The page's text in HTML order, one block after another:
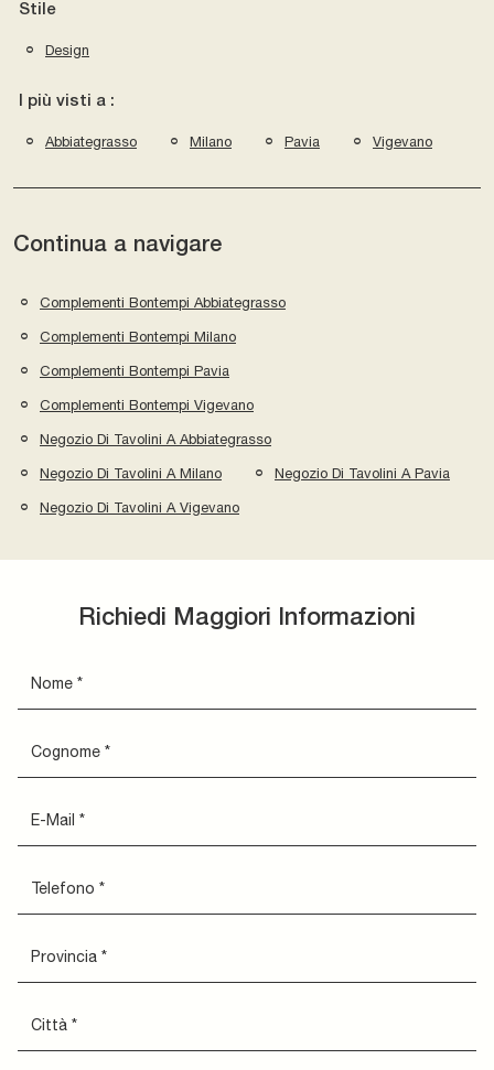
Stile
Design
I più visti a :
Abbiategrasso Milano Pavia Vigevano
Continua a navigare
Complementi Bontempi Abbiategrasso
Complementi Bontempi Milano
Complementi Bontempi Pavia
Complementi Bontempi Vigevano
Negozio Di Tavolini A Abbiategrasso
Negozio Di Tavolini A Milano Negozio Di Tavolini A Pavia
Negozio Di Tavolini A Vigevano
Richiedi Maggiori Informazioni